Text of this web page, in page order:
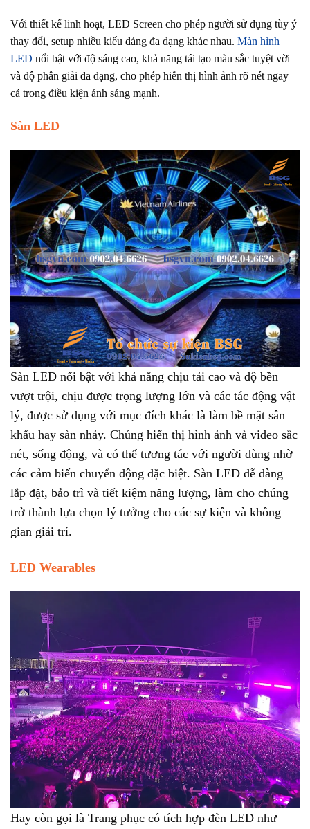
Với thiết kế linh hoạt, LED Screen cho phép người sử dụng tùy ý
thay đổi, setup nhiều kiểu dáng đa dạng khác nhau. Màn hình
LED nổi bật với độ sáng cao, khả năng tái tạo màu sắc tuyệt vời
và độ phân giải đa dạng, cho phép hiển thị hình ảnh rõ nét ngay
cả trong điều kiện ánh sáng mạnh.
Sàn LED
Sàn LED nổi bật với khả năng chịu tải cao và độ bền
vượt trội, chịu được trọng lượng lớn và các tác động vật
lý, được sử dụng với mục đích khác là làm bề mặt sân
khấu hay sàn nhảy. Chúng hiển thị hình ảnh và video sắc
nét, sống động, và có thể tương tác với người dùng nhờ
các cảm biến chuyển động đặc biệt. Sàn LED dễ dàng
lắp đặt, bảo trì và tiết kiệm năng lượng, làm cho chúng
trở thành lựa chọn lý tưởng cho các sự kiện và không
gian giải trí.
LED Wearables
Hay còn gọi là Trang phục có tích hợp đèn LED như